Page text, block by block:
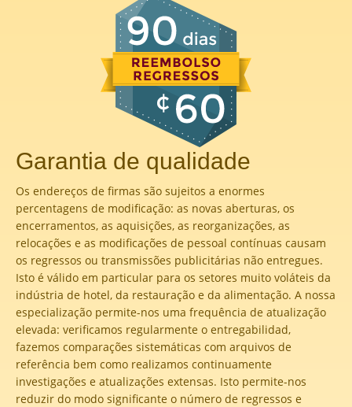
Garantia de qualidade
Os endereços de firmas são sujeitos a enormes
percentagens de modificação: as novas aberturas, os
encerramentos, as aquisições, as reorganizações, as
relocações e as modificações de pessoal contínuas causam
os regressos ou transmissões publicitárias não entregues.
Isto é válido em particular para os setores muito voláteis da
indústria de hotel, da restauração e da alimentação. A nossa
especialização permite-nos uma frequência de atualização
elevada: verificamos regularmente o entregabilidad,
fazemos comparações sistemáticas com arquivos de
referência bem como realizamos continuamente
investigações e atualizações extensas. Isto permite-nos
reduzir do modo significante o número de regressos e